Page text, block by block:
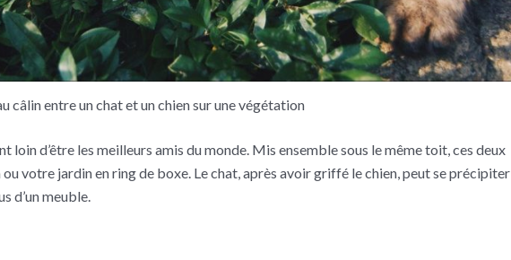
câlin entre un chat et un chien sur une végétation
loin d’être les meilleurs amis du monde. Mis ensemble sous le même toit, ces deux
votre jardin en ring de boxe. Le chat, après avoir griffé le chien, peut se précipiter
d’un meuble.